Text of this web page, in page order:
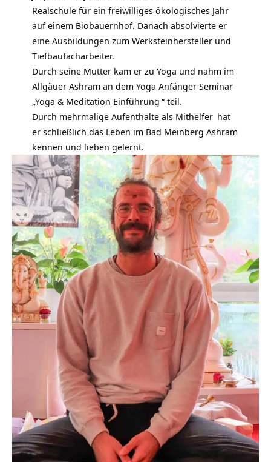
Realschule für ein freiwilliges ökologisches Jahr
auf einem Biobauernhof. Danach absolvierte er
eine Ausbildungen zum Werksteinhersteller und
Tiefbaufacharbeiter.
Durch seine Mutter kam er zu Yoga und nahm im
Allgäuer Ashram an dem Yoga Anfänger Seminar
„Yoga & Meditation Einführung “ teil.
Durch mehrmalige Aufenthalte als Mithelfer hat
er schließlich das Leben im Bad Meinberg Ashram
kennen und lieben gelernt.